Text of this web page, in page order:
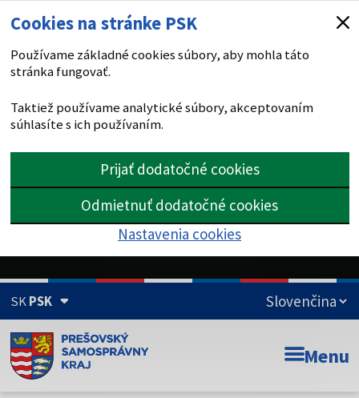
Cookies na stránke PSK
Používame základné cookies súbory, aby mohla táto
stránka fungovať.
Taktiež používame analytické súbory, akceptovaním
súhlasíte s ich používaním.
Prijať dodatočné cookies
Odmietnuť dodatočné cookies
Nastavenia cookies
SKPSK
Doména psk.sk je oficiálna
Toto je oficiálna webová stránka Prešovského
Menu